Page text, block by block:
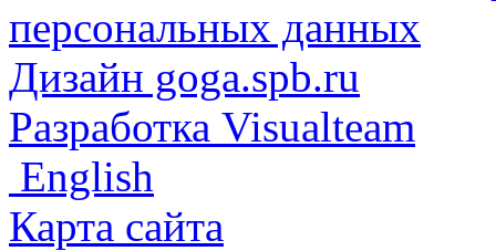
персональных данных
Дизайн goga.spb.ru
Разработка Visualteam
English
Карта сайта